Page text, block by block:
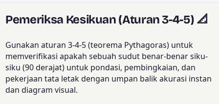
Pemeriksa Kesikuan (Aturan 3-4-5) 📐
Gunakan aturan 3-4-5 (teorema Pythagoras) untuk
memverifikasi apakah sebuah sudut benar-benar siku-
siku (90 derajat) untuk pondasi, pembingkaian, dan
pekerjaan tata letak dengan umpan balik akurasi instan
dan diagram visual.